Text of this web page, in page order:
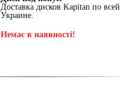
Доставка дисков Kapitan по всей
Украине.
Немає в наявності!